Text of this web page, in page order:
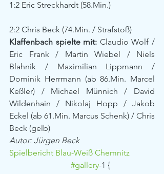
1:2 Eric Streckhardt (58.Min.)
2:2 Chris Beck (74.Min. / Strafstoß)
Klaffenbach spielte mit: Claudio Wolf /
Eric Frank / Martin Wiebel / Niels
Blahnik / Maximilian Lippmann /
Dominik Herrmann (ab 86.Min. Marcel
Keßler) / Michael Münnich / David
Wildenhain / Nikolaj Hopp / Jakob
Eckel (ab 61.Min. Marcus Schenk) / Chris
Beck (gelb)
Autor: Jürgen Beck
Spielbericht Blau-Weiß Chemnitz
#gallery-1 {